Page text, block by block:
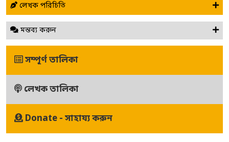
লেখক পরিচিতি
মন্তব্য করুন
সম্পূর্ণ তালিকা
লেখক তালিকা
Donate - সাহায্য করুন